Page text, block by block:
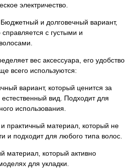
электричество.
и долговечный вариант,
с густыми и
вес аксессуара, его удобство
всего используются:
вариант, который ценится за
естественный вид. Подходит для
использования.
и практичный материал, который не
и подходит для любого типа волос.
материал, который активно
для укладки.